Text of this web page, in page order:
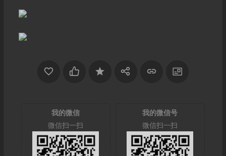
我的微信
微信扫一扫
我的微信号
微信扫一扫